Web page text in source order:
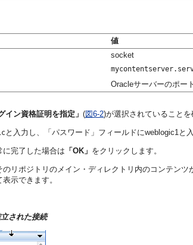
値
socket
Oracleサーバーのポー
イン資格証明を指定」 (図6-2)が選択されていることを
と入力し、「パスワード」フィールドにweblogic1と入
に完了した場合は 「OK」 をクリックします。
リポジトリのメイン・ディレクトリ内のコンテン
示できます。
された接続